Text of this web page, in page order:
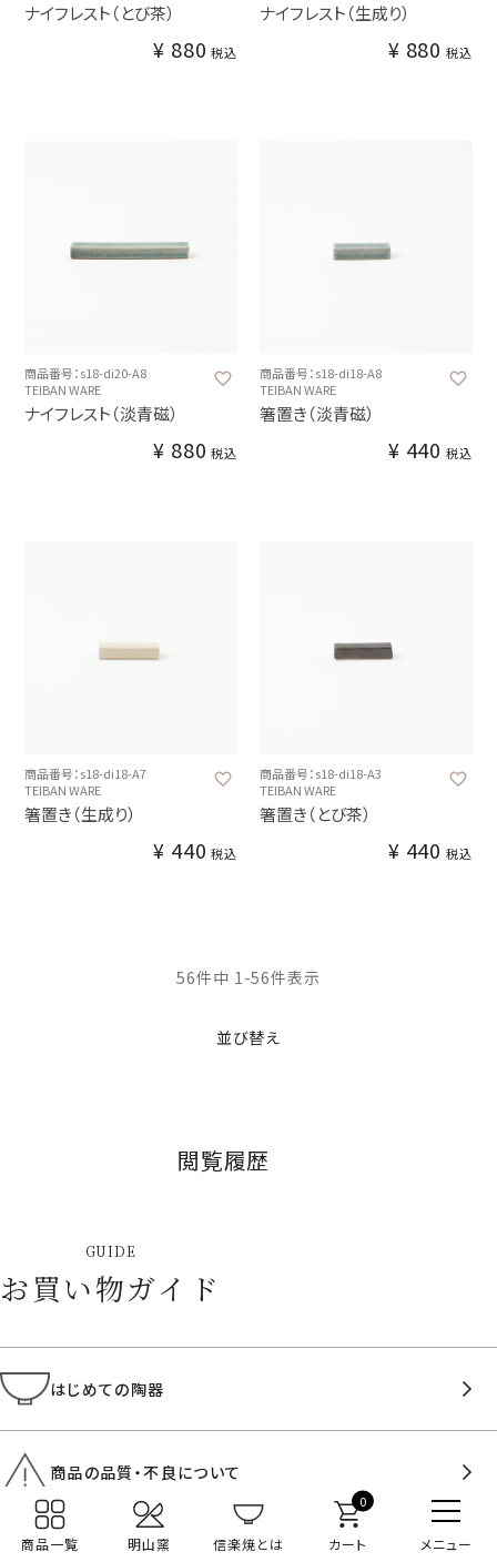
0
ナイフレスト（とび茶）
¥ 880 税込
ナイフレスト（生成り）
¥ 880 税込
商品番号：s18-di20-A8
TEIBAN WARE
ナイフレスト（淡青磁）
¥ 880 税込
商品番号：s18-di18-A8
TEIBAN WARE
箸置き（淡青磁）
¥ 440 税込
商品番号：s18-di18-A7
TEIBAN WARE
箸置き（生成り）
¥ 440 税込
商品番号：s18-di18-A3
TEIBAN WARE
箸置き（とび茶）
¥ 440 税込
並び替え
56件中 1 -56件表示
閲覧履歴
GUIDE
お買い物ガイド
はじめての陶器
商品の品質・不良について
よくあるご質問